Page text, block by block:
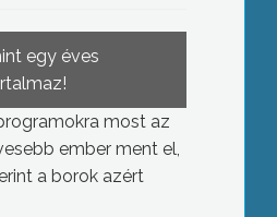
egy éves
most az
ember ment el,
a borok azért